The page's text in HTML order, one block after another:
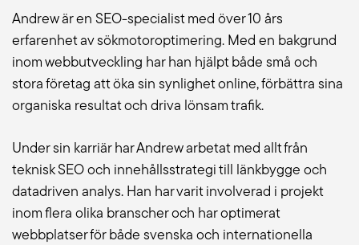
Andrew är en SEO-specialist med över 10 års
erfarenhet av sökmotoroptimering. Med en bakgrund
inom webbutveckling har han hjälpt både små och
stora företag att öka sin synlighet online, förbättra sina
organiska resultat och driva lönsam trafik.
Under sin karriär har Andrew arbetat med allt från
teknisk SEO och innehållsstrategi till länkbygge och
datadriven analys. Han har varit involverad i projekt
inom flera olika branscher och har optimerat
webbplatser för både svenska och internationella